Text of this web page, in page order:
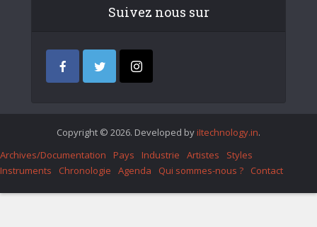
Suivez nous sur
Copyright © 2026. Developed by iItechnology.in.
Archives/Documentation
Pays Industrie Artistes
Styles
Instruments
Chronologie Agenda Qui sommes-nous ? Contact